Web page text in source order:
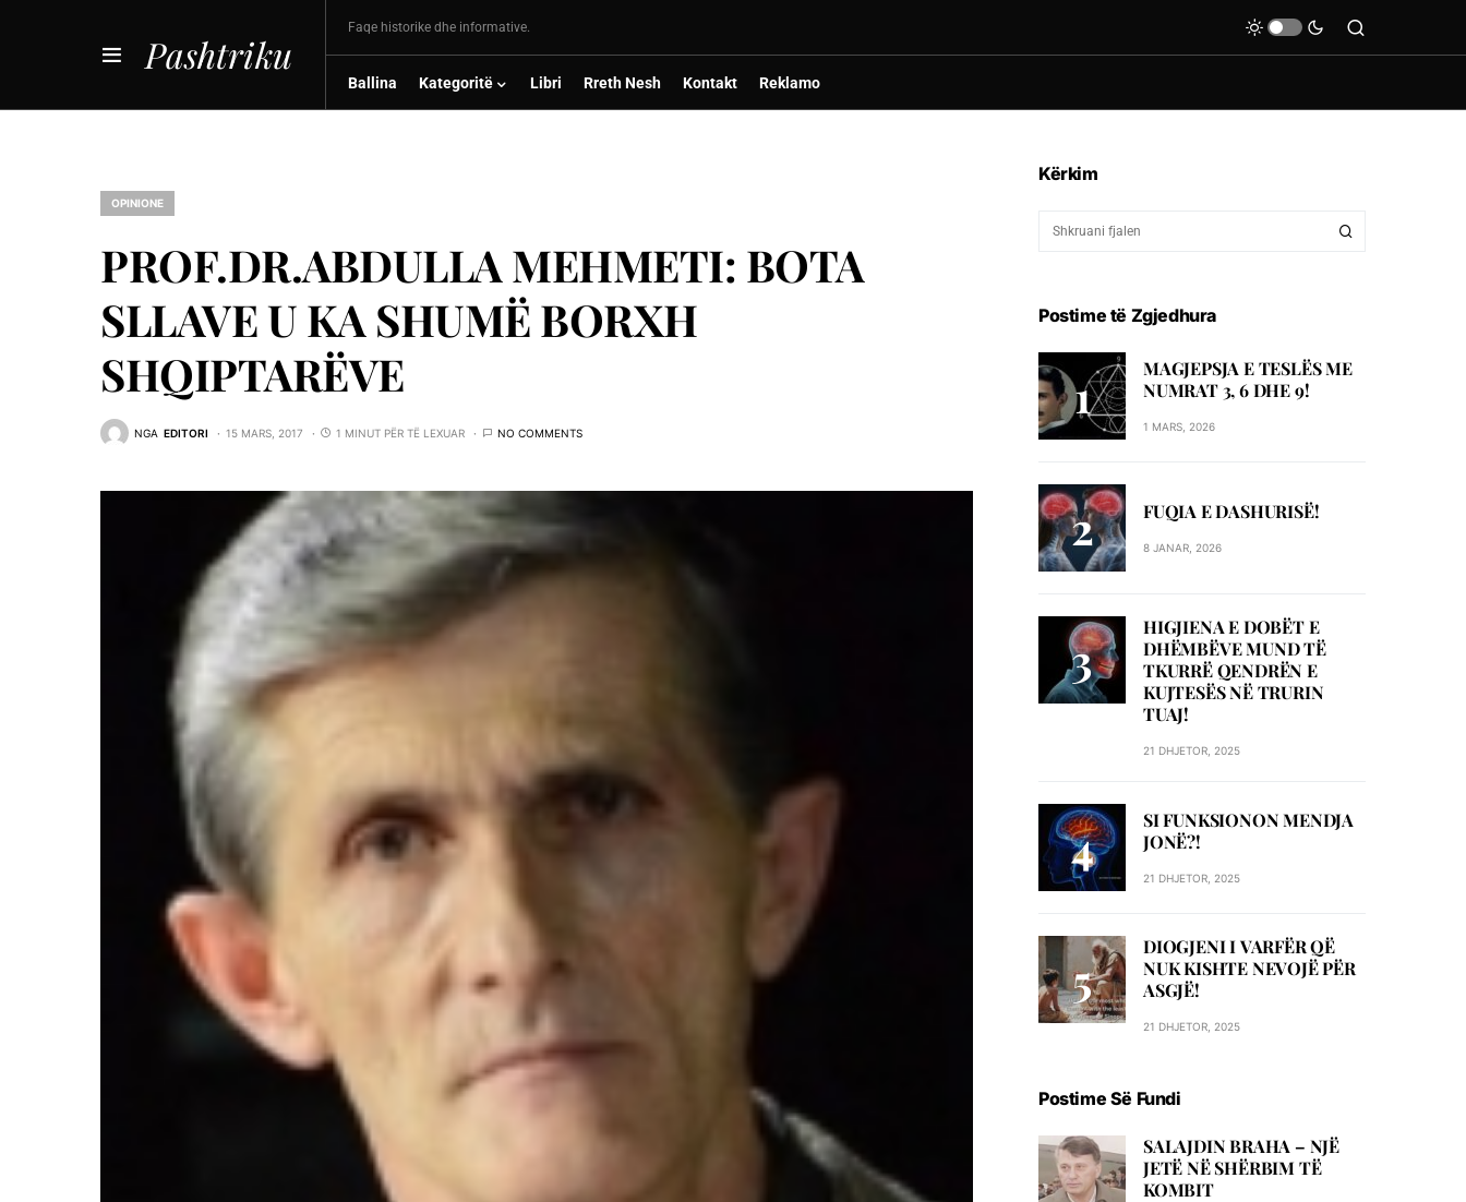
Pashtriku
Faqe historike dhe informative.
Ballina Kategoritë Libri Rreth Nesh Kontakt Reklamo
OPINIONE
PROF.DR.ABDULLA MEHMETI: BOTA
SLLAVE U KA SHUMË BORXH
SHQIPTARËVE
NGA EDITORI 15 MARS, 2017 1 MINUT PËR TË LEXUAR NO COMMENTS
Kërkim
Postime të Zgjedhura
MAGJEPSJA E TESLËS ME
NUMRAT 3, 6 DHE 9!
1 MARS, 2026
FUQIA E DASHURISË!
8 JANAR, 2026
HIGJIENA E DOBËT E
DHËMBËVE MUND TË
TKURRË QENDRËN E
KUJTESËS NË TRURIN
TUAJ!
21 DHJETOR, 2025
SI FUNKSIONON MENDJA
JONË?!
21 DHJETOR, 2025
DIOGJENI I VARFËR QË
NUK KISHTE NEVOJË PËR
ASGJË!
21 DHJETOR, 2025
Postime Së Fundi
SALAJDIN BRAHA – NJЁ
JETЁ NЁ SHЁRBIM TЁ
KOMBIT